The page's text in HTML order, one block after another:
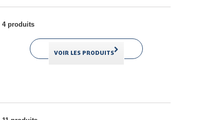
4 produits
VOIR LES PRODUITS